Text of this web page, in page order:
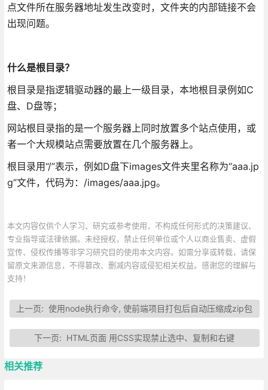
点文件所在服务器地址发生改变时，文件夹的内部链接不会
出现问题。
什么是根目录？
根目录是指逻辑驱动器的最上一级目录，本地根目录例如C
盘、D盘等；
网站根目录指的是一个服务器上同时放置多个站点使用，或
者一个大规模站点需要放置在几个服务器上。
根目录用“/”表示，例如D盘下images文件夹里名称为“aaa.jp
g”文件，代码为：/images/aaa.jpg。
本文内容仅供个人学习、研究或参考使用，不构成任何形式的决策建议、
专业指导或法律依据。未经授权，禁止任何单位或个人以商业售卖、虚假
宣传、侵权传播等非学习研究目的使用本文内容。如需分享或转载，请保
留原文来源信息，不得篡改、删减内容或侵犯相关权益。感谢您的理解与
支持！
上一页:使用node执行命令, 使前端项目打包后自动压缩成zip包
下一页: HTML页面 用CSS实现禁止选中、复制和右键
相关推荐